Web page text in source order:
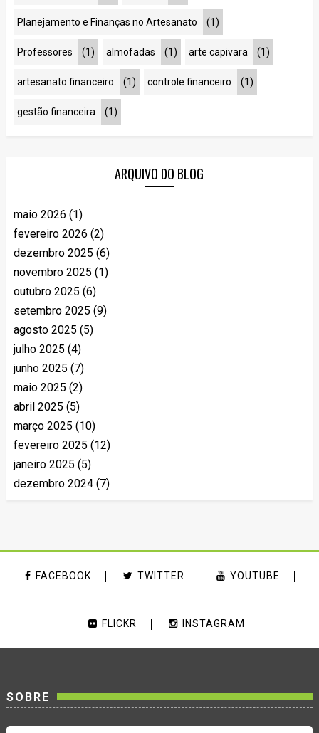
Planejamento e Finanças no Artesanato (1)
Professores (1) almofadas (1) arte capivara (1)
artesanato financeiro (1) controle financeiro (1)
gestão financeira (1)
ARQUIVO DO BLOG
maio 2026 (1)
fevereiro 2026 (2)
dezembro 2025 (6)
novembro 2025 (1)
outubro 2025 (6)
setembro 2025 (9)
agosto 2025 (5)
julho 2025 (4)
junho 2025 (7)
maio 2025 (2)
abril 2025 (5)
março 2025 (10)
fevereiro 2025 (12)
janeiro 2025 (5)
dezembro 2024(7)
FACEBOOK TWITTER YOUTUBE
FLICKR INSTAGRAM
SOBRE